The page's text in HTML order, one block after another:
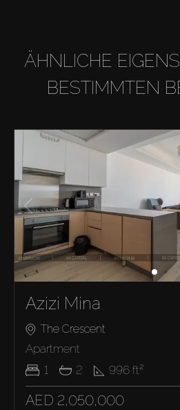
ÄHNLICHE
BESTIMMTEN
Azizi Mina
The Crescent
Apartment
1
2 996 ft²
AED 2,050,000